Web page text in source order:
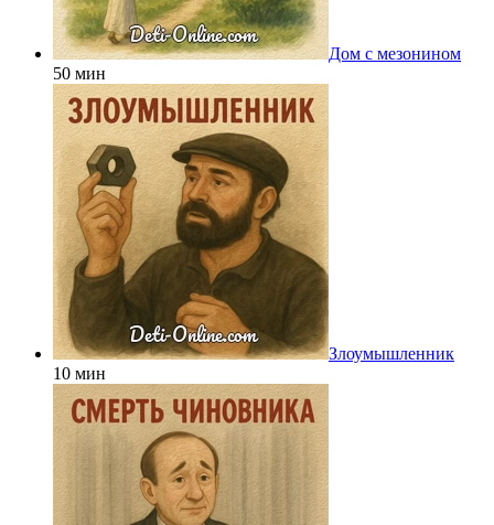
Дом с мезонином
50 мин
Злоумышленник
10 мин